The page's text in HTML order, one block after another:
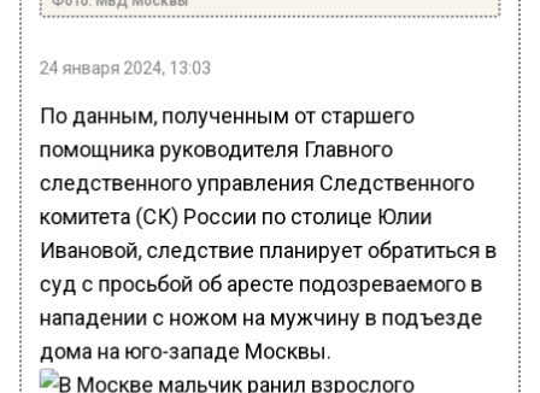
24 января 2024, 13:03
По данным, полученным от старшего
помощника руководителя Главного
следственного управления Следственного
комитета (СК) России по столице Юлии
Ивановой, следствие планирует обратиться в
суд с просьбой об аресте подозреваемого в
нападении с ножом на мужчину в подъезде
дома на юго-западе Москвы.